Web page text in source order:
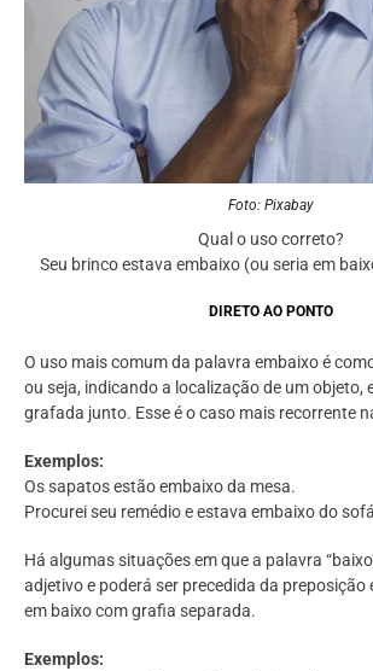
Foto: Pixabay
Qual o uso correto?
Seu brinco estava embaixo (ou seria em
DIRETO AO PONTO
O uso mais comum da palavra embaixo é
ou seja, indicando a localização de um objeto,
grafada junto. Esse é o caso mais recorrente
Exemplos:
Os sapatos estão embaixo da mesa.
Procurei seu remédio e estava embaixo do
Há algumas situações em que a palavra
adjetivo e poderá ser precedida da preposição
em baixo com grafia separada.
Exemplos: